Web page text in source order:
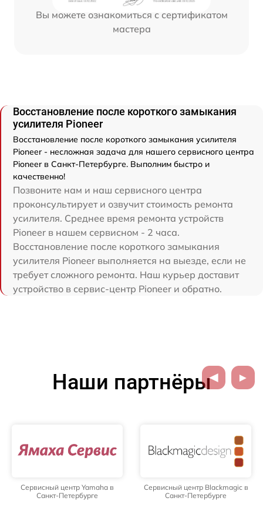
Вы можете ознакомиться с сертификатом
мастера
Восстановление после короткого замыкания
усилителя Pioneer
Восстановление после короткого замыкания усилителя
Pioneer - несложная задача для нашего сервисного центра
Pioneer в Санкт-Петербурге. Выполним быстро и
качественно!
Позвоните нам и наш сервисного центра
проконсультирует и озвучит стоимость ремонта
усилителя. Среднее время ремонта устройств
Pioneer в нашем сервисном - 2 часа.
Восстановление после короткого замыкания
усилителя Pioneer выполняется на выезде, если не
требует сложного ремонта. Наш курьер доставит
устройство в сервис-центр Pioneer и обратно.
Наши партнёры
Сервисный центр Yamaha в
Санкт-Петербурге
Сервисный центр Blackmagic в
Санкт-Петербурге